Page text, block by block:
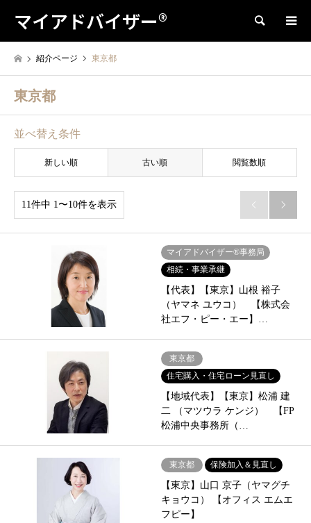
マイアドバイザー® 検索
紹介ページ 東京都
東京都
並べ替え条件
新しい順 古い順 閲覧数順
11件中 1〜10件を表示  
マイアドバイザー®事務局
相続・事業承継
【代表】【東京】山根 裕子
（ヤマネ ユウコ） 【株式会
社エフ・ピー・エー】…
東京都
住宅購入・住宅ローン見直し
【地域代表】【東京】松浦 建
二 （マツウラ ケンジ） 【FP
松浦中央事務所（…
東京都 保険加入＆見直し
【東京】山口 京子（ヤマグチ
キョウコ） 【オフィス エムエ
フピー】